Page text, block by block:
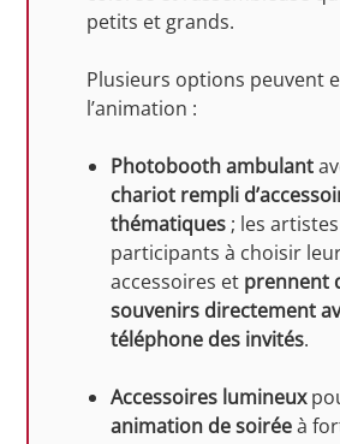
petits et grands.
Plusieurs options peuvent
l’animation :
Photobooth ambulant
chariot rempli
thématiques ; les
participants à choisir
accessoires et prennent
souvenirs directement
téléphone des invités.
Accessoires lumineux
animation de soiréeà